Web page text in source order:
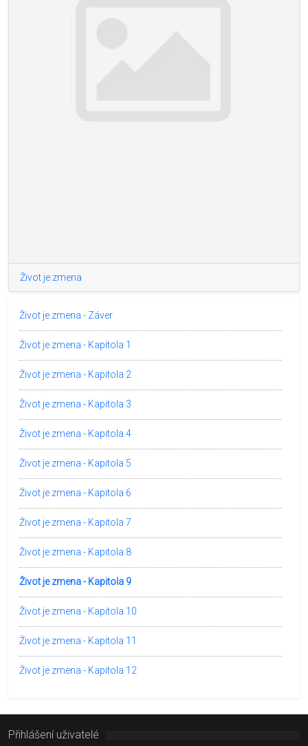
Život je zmena
Život je zmena - Záver
Život je zmena - Kapitola 1
Život je zmena - Kapitola 2
Život je zmena - Kapitola 3
Život je zmena - Kapitola 4
Život je zmena - Kapitola 5
Život je zmena - Kapitola 6
Život je zmena - Kapitola 7
Život je zmena - Kapitola 8
Život je zmena - Kapitola 9
Život je zmena - Kapitola 10
Život je zmena - Kapitola 11
Život je zmena - Kapitola 12
Přihlášení uživatelé